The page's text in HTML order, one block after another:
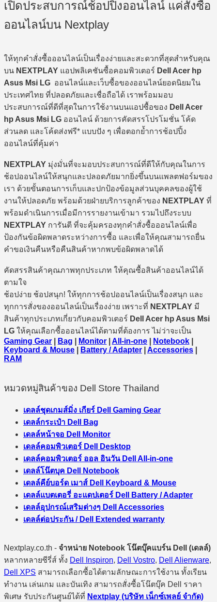
เปิดประสบการณ์ช้อปปิ้งออนไลน์ แค่สั่งซื้อ
ออนไลน์บน Nextplay
ให้ทุกคำสั่งซื้อออนไลน์เป็นเรื่องง่ายและสะดวกที่สุดสำหรับคุณ
บน NEXTPLAY แอปพลิเคชันซื้อคอมพิวเตอร์ Dell Acer hp
Asus Msi LG ออนไลน์และเว็บซื้อของออนไลน์ยอดนิยมใน
ประเทศไทย ที่ปลอดภัยและเชื่อถือได้ เราพร้อมมอบ
ประสบการณ์ที่ดีที่สุดในการใช้งานบนแอปซื้อของ Dell Acer
hp Asus Msi LG ออนไลน์ ด้วยการคัดสรรโปรโมชั่น โค้ด
ส่วนลด และโค้ดส่งฟรี* แบบปัง ๆ เพื่อตอกย้ำการช้อปปิ้ง
ออนไลน์ที่คุ้มค่า
NEXTPLAY มุ่งมั่นที่จะมอบประสบการณ์ที่ดีให้กับคุณในการ
ช้อปออนไลน์ให้สนุกและปลอดภัยมากยิ่งขึ้นบนแพลตฟอร์มของ
เรา ด้วยขั้นตอนการเก็บและปกป้องข้อมูลส่วนบุคคลของผู้ใช้
งานให้ปลอดภัย พร้อมด้วยฝ่ายบริการลูกค้าของ NEXTPLAY ที่
พร้อมดำเนินการเมื่อมีการรายงานเข้ามา รวมไปถึงระบบ
NEXTPLAY การันตี ที่จะคุ้มครองทุกคำสั่งซื้อออนไลน์เพื่อ
ป้องกันข้อผิดพลาดระหว่างการซื้อ และเพื่อให้คุณสามารถยื่น
คำขอเงินคืนหรือคืนสินค้าหากพบข้อผิดพลาดได้
คัดสรรสินค้าคุณภาพทุกประเภท ให้คุณซื้อสินค้าออนไลน์ได้
ตามใจ
ช้อปง่าย ช้อปสนุก! ให้ทุกการช้อปออนไลน์เป็นเรื่องสนุก และ
ทุกการสั่งของออนไลน์เป็นเรื่องง่าย เพราะที่ NEXTPLAY มี
สินค้าทุกประเภทเกี่ยวกับคอมพิวเตอร์ Dell Acer hp Asus Msi
LG ให้คุณเลือกซื้อออนไลน์ได้ตามที่ต้องการ ไม่ว่าจะเป็น
Gaming Gear
Bag Monitor All-in-one Notebook
Keyboard & Mouse
Battery / Adapter Accessories
RAM
หมวดหมู่สินค้าของ Dell Store Thailand
เดลล์ชุดเกมส์มิ่ง เกียร์ Dell Gaming Gear
เดลล์กระเป๋า Dell Bag
เดลล์หน้าจอ Dell Monitor
เดลล์คอมพิวเตอร์ Dell Desktop
เดลล์คอมพิวเตอร์ ออล อินวัน Dell All-in-one
เดลล์โน๊ตบุค Dell Notebook
เดลล์คีย์บอร์ด เมาส์ Dell Keyboard & Mouse
เดลล์แบตเตอรี่ อะแดปเตอร์ Dell Battery / Adapter
เดลล์อุปกรณ์เสริมต่างๆ Dell Accessories
เดลล์ต่อประกัน / Dell Extended warranty
Nextplay.co.th - จำหน่าย Notebook โน๊ตบุ๊คแบร์น Dell (เดลล์)
หลากหลายซีรี่ส์ ทั้ง Dell Inspiron, Dell Vostro, Dell Alienware,
Dell XPS สามารถเลือกซื้อได้ตามลักษณะการใช้งาน ทั้งเรียน
ทำงาน เล่นเกม และบันเทิง สามารถสั่งซื้อโน๊ตบุ๊ค Dell ราคา
พิเศษ รับประกันศูนย์ได้ที่ Nextplay (บริษัท เน็กซ์เพลย์ จำกัด)